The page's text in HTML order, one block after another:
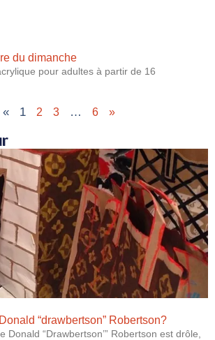
du dimanche
pour adultes à partir de 16
« 1 2 3 … 6 »
“drawbertson” Robertson?
Donald “Drawbertson’” Robertson est drôle,